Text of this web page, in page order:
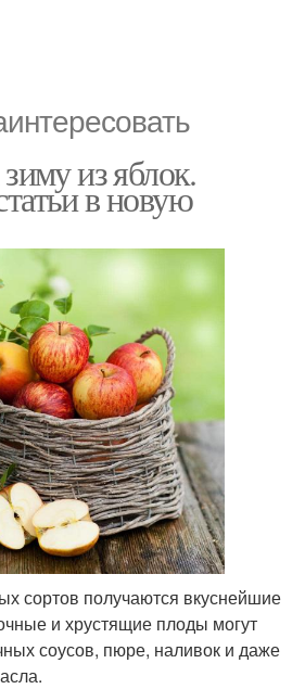
из яблок.
в новую
сортов получаются вкуснейшие
и хрустящие плоды могут
соусов, пюре, наливок и даже